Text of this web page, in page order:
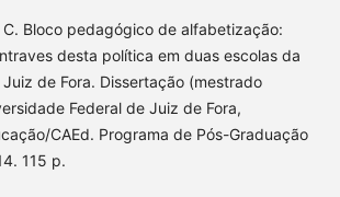
C. Bloco pedagógico de alfabetização:
desta política em duas escolas da
de Fora. Dissertação (mestrado
Federal de Juiz de Fora,
CAEd. Programa de Pós-Graduação
115 p.